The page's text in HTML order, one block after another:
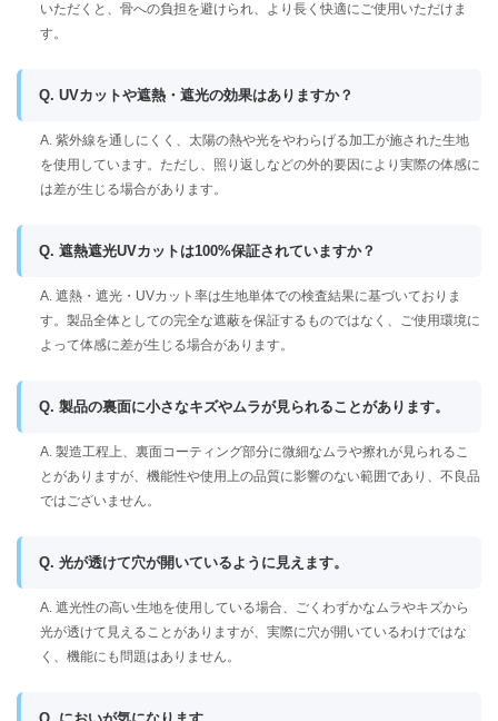
いただくと、骨への負担を避けられ、より長く快適にご使用いただけま
す。
Q. UVカットや遮熱・遮光の効果はありますか？
A. 紫外線を通しにくく、太陽の熱や光をやわらげる加工が施された生地
を使用しています。ただし、照り返しなどの外的要因により実際の体感に
は差が生じる場合があります。
Q. 遮熱遮光UVカットは100%保証されていますか？
A. 遮熱・遮光・UVカット率は生地単体での検査結果に基づいておりま
す。製品全体としての完全な遮蔽を保証するものではなく、ご使用環境に
よって体感に差が生じる場合があります。
Q. 製品の裏面に小さなキズやムラが見られることがあります。
A. 製造工程上、裏面コーティング部分に微細なムラや擦れが見られるこ
とがありますが、機能性や使用上の品質に影響のない範囲であり、不良品
ではございません。
Q. 光が透けて穴が開いているように見えます。
A. 遮光性の高い生地を使用している場合、ごくわずかなムラやキズから
光が透けて見えることがありますが、実際に穴が開いているわけではな
く、機能にも問題はありません。